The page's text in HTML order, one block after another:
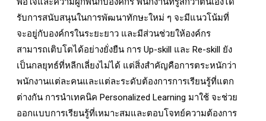
รับการสนับสนุนในการพัฒนาทักษะใหม่ ๆ จะมีแนวโน้มที่
จะอยู่กับองค์กรในระยะยาว และมีส่วนช่วยให้องค์กร
สามารถเติบโตได้อย่างยั่งยืน การ Up-skill และ Re-skill ยัง
เป็นกลยุทธ์ที่หลีกเลี่ยงไม่ได้ แต่สิ่งสำคัญคือการตระหนักว่า
พนักงานแต่ละคนและแต่ละระดับต้องการการเรียนรู้ที่แตก
ต่างกัน การนำเทคนิค Personalized Learning มาใช้ จะช่วย
ออกแบบการเรียนรู้ที่เหมาะสมและตอบโจทย์ความต้องการ